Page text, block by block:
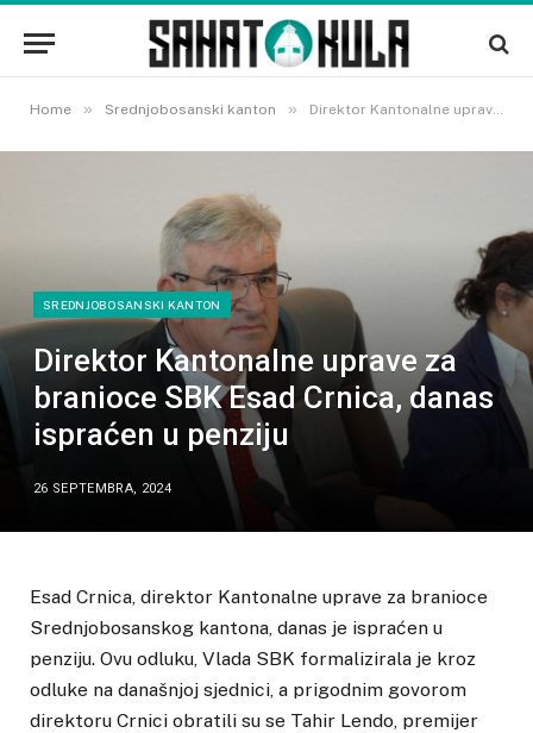
Home » Srednjobosanski kanton » Direktor Kantonalne uprave za branioce SBK Esad Crnica, danas ispraćen u penziju
SREDNJOBOSANSKI KANTON
Direktor Kantonalne uprave za
branioce SBK Esad Crnica, danas
ispraćen u penziju
26 SEPTEMBRA, 2024
Esad Crnica, direktor Kantonalne uprave za branioce
Srednjobosanskog kantona, danas je ispraćen u
penziju. Ovu odluku, Vlada SBK formalizirala je kroz
odluke na današnjoj sjednici, a prigodnim govorom
direktoru Crnici obratili su se Tahir Lendo, premijer